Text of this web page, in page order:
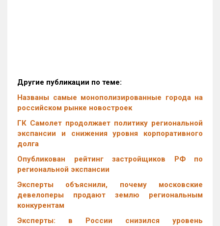
Другие публикации по теме:
Названы самые монополизированные города на
российском рынке новостроек
ГК Самолет продолжает политику региональной
экспансии и снижения уровня корпоративного
долга
Опубликован рейтинг застройщиков РФ по
региональной экспансии
Эксперты объяснили, почему московские
девелоперы продают землю региональным
конкурентам
Эксперты: в России снизился уровень